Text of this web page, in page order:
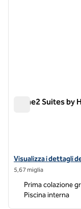
Home2 Suites by
Visualizza i dettagli
Visualizza i dettagli
5,67 miglia
Prima colazione
Piscina interna